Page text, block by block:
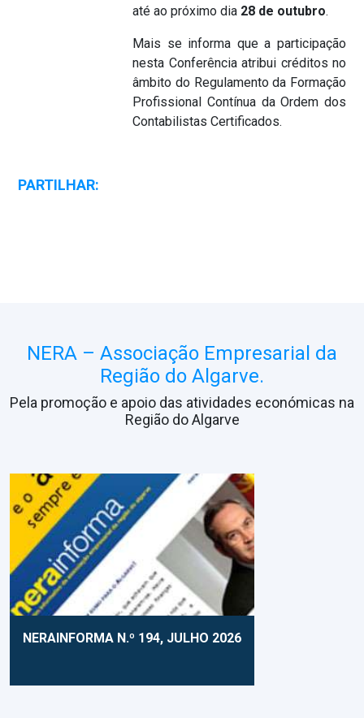
até ao próximo dia 28 de outubro.
Mais se informa que a participação
nesta Conferência atribui créditos no
âmbito do Regulamento da Formação
Profissional Contínua da Ordem dos
Contabilistas Certificados.
PARTILHAR:
NERA – Associação Empresarial da
Região do Algarve.
Pela promoção e apoio das atividades económicas na
Região do Algarve
NERAINFORMA N.º 194, JULHO 2026